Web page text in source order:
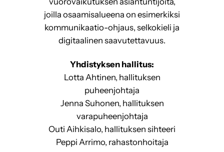
joilla osaamisalueena on esimerkiksi
kommunikaatio-ohjaus, selkokieli ja
digitaalinen saavutettavuus.
Yhdistyksen hallitus:
Lotta Ahtinen, hallituksen
puheenjohtaja
Jenna Suhonen, hallituksen
varapuheenjohtaja
Outi Aihkisalo, hallituksen sihteeri
Peppi Arrimo, rahastonhoitaja